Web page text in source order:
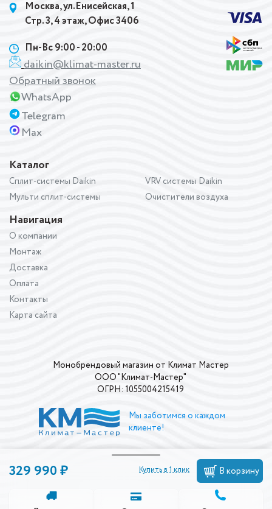
329 990 ₽ Купить в 1 клик В корзину
Каталог
Сплит-системы Daikin
Мульти сплит-системы
VRV системы Daikin
Очистители воздуха
Навигация
О компании
Монтаж
Доставка
Оплата
Контакты
Карта сайта
Москва, ул.Енисейская, 1
Стр. 3, 4 этаж, Офис 3406
Пн-Вс 9:00 - 20:00
daikin@klimat-master.ru
Обратный звонок
WhatsApp
Telegram
Max
Монобрендовый магазин от Климат Мастер
ООО "Климат-Мастер"
ОГРН: 1055004215419
Мы заботимся о каждом
клиенте!